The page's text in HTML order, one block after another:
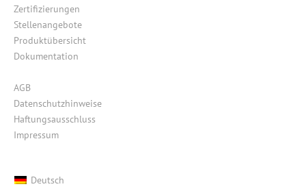
Zertifizierungen
Stellenangebote
Produktübersicht
Dokumentation
AGB
Datenschutzhinweise
Haftungsausschluss
Impressum
Deutsch